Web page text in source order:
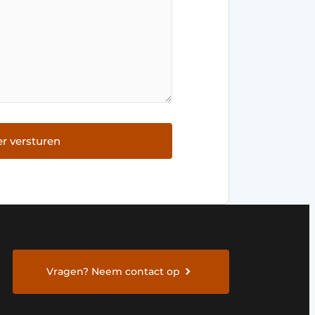
versturen
Vragen? Neem contact op